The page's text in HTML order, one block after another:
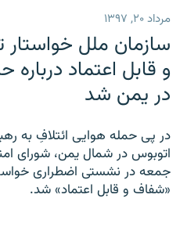
مرداد ۲۰, ۱۳۹۷
سازمان ملل
و قابل اعتماد
در یمن شد
در پی حمله هوایی ائتلافِ به
اتوبوس در شمال یمن، شورای
جمعه در نشستی اضطراری
«شفاف و قابل اعتماد» شد.